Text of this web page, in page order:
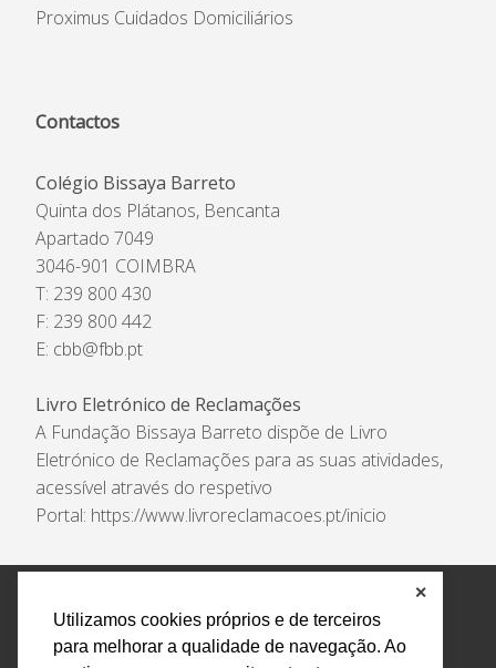
Utilizamos cookies próprios e de terceiros
para melhorar a qualidade de navegação. Ao
✕
Proximus Cuidados Domiciliários
Contactos
Colégio Bissaya Barreto
Quinta dos Plátanos, Bencanta
Apartado 7049
3046-901 COIMBRA
T: 239 800 430
F: 239 800 442
E: cbb@fbb.pt
Livro Eletrónico de Reclamações
A Fundação Bissaya Barreto dispõe de Livro
Eletrónico de Reclamações para as suas atividades,
acessível através do respetivo
Portal: https://www.livroreclamacoes.pt/inicio
Política de Privacidade e Tratamento de Dados
Encarregado de Proteção de Dados
Livro Eletrónico
de Reclamações
Canal de Denúncias